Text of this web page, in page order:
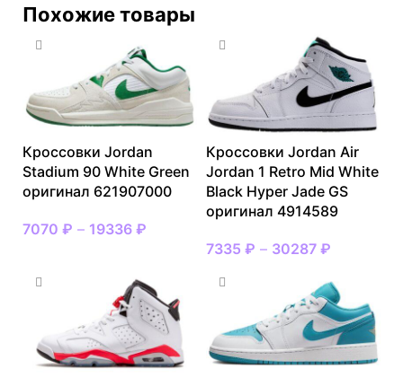
Похожие товары
Кроссовки Jordan
Stadium 90 White Green
оригинал 621907000
7070 ₽ – 19336 ₽
Кроссовки Jordan Air
Jordan 1 Retro Mid White
Black Hyper Jade GS
оригинал 4914589
7335 ₽ – 30287 ₽